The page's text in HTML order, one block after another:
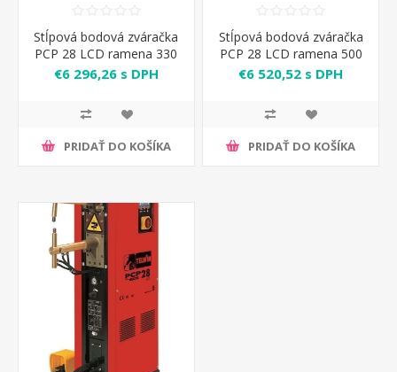
Stĺpová bodová zváračka
PCP 28 LCD ramena 330
mm Telwin
€6 296,26 s DPH
PRIDAŤ DO KOŠÍKA
Stĺpová bodová zváračka
PCP 28 LCD ramena 500
mm Telwin
€6 520,52 s DPH
PRIDAŤ DO KOŠÍKA